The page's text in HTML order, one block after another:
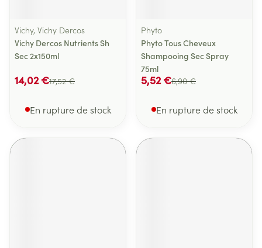
Vichy, Vichy Dercos
Vichy Dercos Nutrients Sh
Sec 2x150ml
17,52 €
14,02 €
En rupture de stock
Phyto
Phyto Tous Cheveux
Shampooing Sec Spray
75ml
6,90 €
5,52 €
En rupture de stock